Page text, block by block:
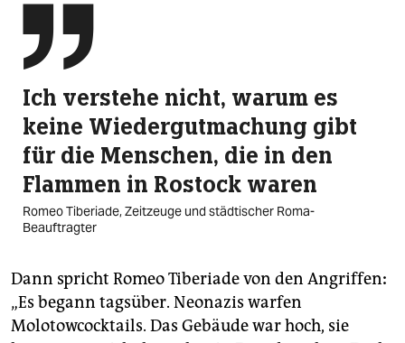

Ich verstehe nicht, warum es
keine Wiedergutmachung gibt
für die Menschen, die in den
Flammen in Rostock waren
Romeo Tiberiade, Zeitzeuge und städtischer Roma-
Beauftragter
Dann spricht Romeo Tiberiade von den Angriffen:
„Es begann tagsüber. Neonazis warfen
Molotowcocktails. Das Gebäude war hoch, sie